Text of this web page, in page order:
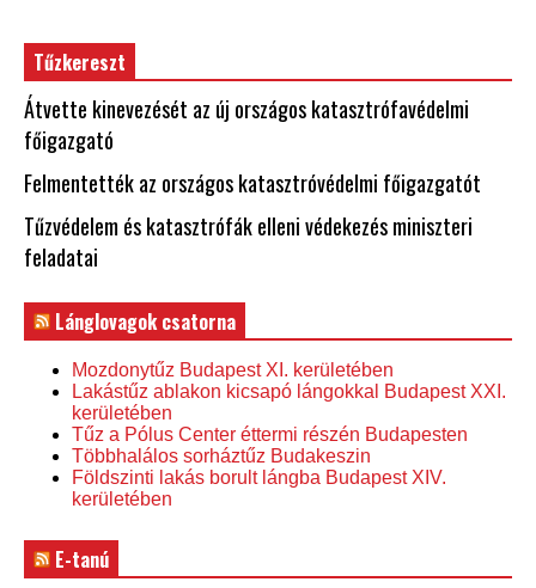
Tűzkereszt
Átvette kinevezését az új országos katasztrófavédelmi
főigazgató
Felmentették az országos katasztróvédelmi főigazgatót
Tűzvédelem és katasztrófák elleni védekezés miniszteri
feladatai
Lánglovagok csatorna
Mozdonytűz Budapest XI. kerületében
Lakástűz ablakon kicsapó lángokkal Budapest XXI.
kerületében
Tűz a Pólus Center éttermi részén Budapesten
Többhalálos sorháztűz Budakeszin
Földszinti lakás borult lángba Budapest XIV.
kerületében
E-tanú